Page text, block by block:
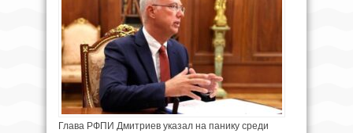
Глава РФПИ Дмитриев указал на панику среди